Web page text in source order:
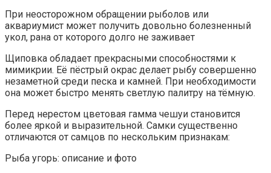
При неосторожном обращении рыболов или
аквариумист может получить довольно болезненный
укол, рана от которого долго не заживает
Щиповка обладает прекрасными способностями к
мимикрии. Её пёстрый окрас делает рыбу совершенно
незаметной среди песка и камней. При необходимости
она может быстро менять светлую палитру на тёмную.
Перед нерестом цветовая гамма чешуи становится
более яркой и выразительной. Самки существенно
отличаются от самцов по нескольким признакам:
Рыба угорь: описание и фото